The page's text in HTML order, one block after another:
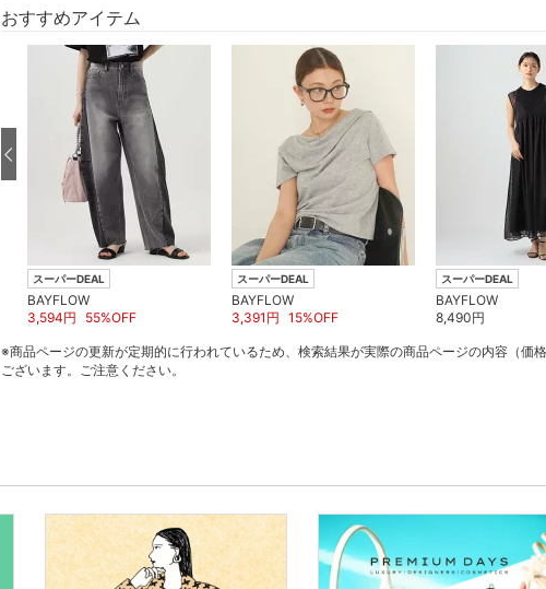
おすすめアイテム
スーパーDEAL
BAYFLOW
3,594円 55%OFF
スーパーDEAL
BAYFLOW
3,391 円 15%OFF
スーパーDEAL
BAYFLOW
8,490円
※商品ページの更新が定期的に行われているため、検索結果が実際の商品ページの内容（価
ございます。ご注意ください。